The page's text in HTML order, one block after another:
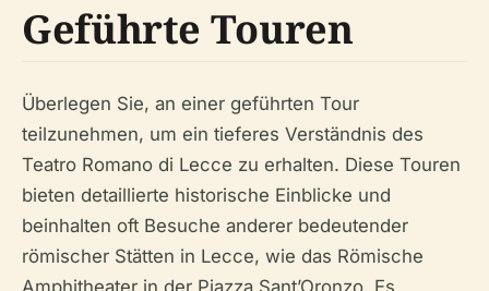
Geführte Touren
Überlegen Sie, an einer geführten Tour
teilzunehmen, um ein tieferes Verständnis des
Teatro Romano di Lecce zu erhalten. Diese Touren
bieten detaillierte historische Einblicke und
beinhalten oft Besuche anderer bedeutender
römischer Stätten in Lecce, wie das Römische
Amphitheater in der Piazza Sant’Oronzo. Es